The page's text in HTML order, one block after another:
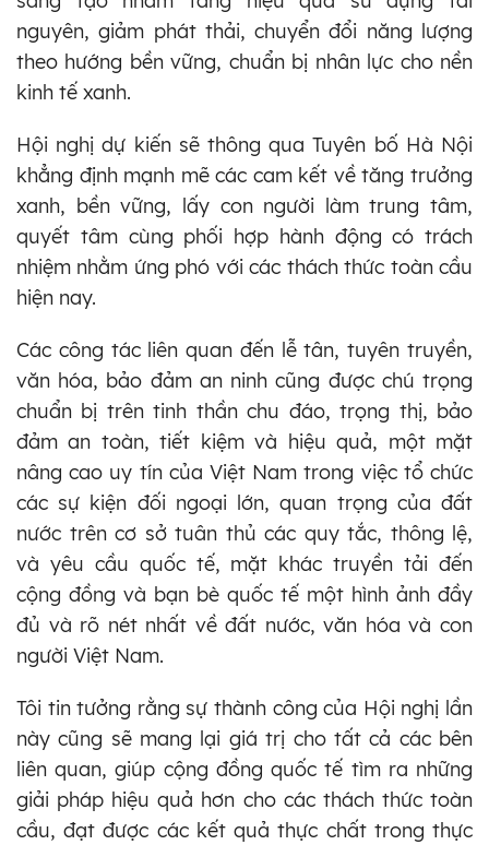
nguyên, giảm phát thải, chuyển đổi năng lượng
theo hướng bền vững, chuẩn bị nhân lực cho nền
kinh tế xanh.
Hội nghị dự kiến sẽ thông qua Tuyên bố Hà Nội
khẳng định mạnh mẽ các cam kết về tăng trưởng
xanh, bền vững, lấy con người làm trung tâm,
quyết tâm cùng phối hợp hành động có trách
nhiệm nhằm ứng phó với các thách thức toàn cầu
hiện nay.
Các công tác liên quan đến lễ tân, tuyên truyền,
văn hóa, bảo đảm an ninh cũng được chú trọng
chuẩn bị trên tinh thần chu đáo, trọng thị, bảo
đảm an toàn, tiết kiệm và hiệu quả, một mặt
nâng cao uy tín của Việt Nam trong việc tổ chức
các sự kiện đối ngoại lớn, quan trọng của đất
nước trên cơ sở tuân thủ các quy tắc, thông lệ,
và yêu cầu quốc tế, mặt khác truyền tải đến
cộng đồng và bạn bè quốc tế một hình ảnh đầy
đủ và rõ nét nhất về đất nước, văn hóa và con
người Việt Nam.
Tôi tin tưởng rằng sự thành công của Hội nghị lần
này cũng sẽ mang lại giá trị cho tất cả các bên
liên quan, giúp cộng đồng quốc tế tìm ra những
giải pháp hiệu quả hơn cho các thách thức toàn
cầu, đạt được các kết quả thực chất trong thực